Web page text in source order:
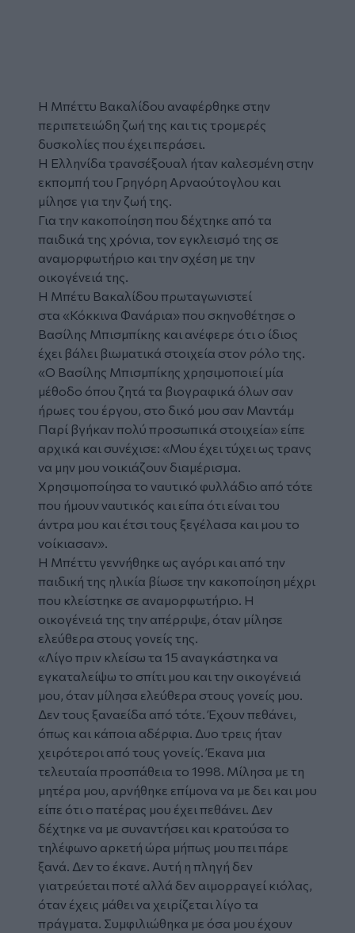
Η Μπέττυ Βακαλίδου αναφέρθηκε στην
περιπετειώδη ζωή της και τις τρομερές
δυσκολίες που έχει περάσει.
Η Ελληνίδα τρανσέξουαλ ήταν καλεσμένη στην
εκπομπή του Γρηγόρη Αρναούτογλου και
μίλησε για την ζωή της.
Για την κακοποίηση που δέχτηκε από τα
παιδικά της χρόνια, τον εγκλεισμό της σε
αναμορφωτήριο και την σχέση με την
οικογένειά της.
Η Μπέτυ Βακαλίδου πρωταγωνιστεί
στα «Κόκκινα Φανάρια» που σκηνοθέτησε ο
Βασίλης Μπισμπίκης και ανέφερε ότι ο ίδιος
έχει βάλει βιωματικά στοιχεία στον ρόλο της.
«Ο Βασίλης Μπισμπίκης χρησιμοποιεί μία
μέθοδο όπου ζητά τα βιογραφικά όλων σαν
ήρωες του έργου, στο δικό μου σαν Μαντάμ
Παρί βγήκαν πολύ προσωπικά στοιχεία» είπε
αρχικά και συνέχισε: «Μου έχει τύχει ως τρανς
να μην μου νοικιάζουν διαμέρισμα.
Χρησιμοποίησα το ναυτικό φυλλάδιο από τότε
που ήμουν ναυτικός και είπα ότι είναι του
άντρα μου και έτσι τους ξεγέλασα και μου το
νοίκιασαν».
Η Μπέττυ γεννήθηκε ως αγόρι και από την
παιδική της ηλικία βίωσε την κακοποίηση μέχρι
που κλείστηκε σε αναμορφωτήριο. Η
οικογένειά της την απέρριψε, όταν μίλησε
ελεύθερα στους γονείς της.
«Λίγο πριν κλείσω τα 15 αναγκάστηκα να
εγκαταλείψω το σπίτι μου και την οικογένειά
μου, όταν μίλησα ελεύθερα στους γονείς μου.
Δεν τους ξαναείδα από τότε. Έχουν πεθάνει,
όπως και κάποια αδέρφια. Δυο τρεις ήταν
χειρότεροι από τους γονείς. Έκανα μια
τελευταία προσπάθεια το 1998. Μίλησα με τη
μητέρα μου, αρνήθηκε επίμονα να με δει και μου
είπε ότι ο πατέρας μου έχει πεθάνει. Δεν
δέχτηκε να με συναντήσει και κρατούσα το
τηλέφωνο αρκετή ώρα μήπως μου πει πάρε
ξανά. Δεν το έκανε. Αυτή η πληγή δεν
γιατρεύεται ποτέ αλλά δεν αιμορραγεί κιόλας,
όταν έχεις μάθει να χειρίζεται λίγο τα
πράγματα. Συμφιλιώθηκα με όσα μου έχουν